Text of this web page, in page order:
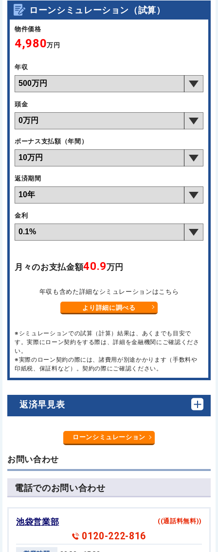
ローンシミュレーション（試算）
物件価格
4,980万円
年収
頭金
ボーナス支払額（年間）
返済期間
金利
月々のお支払金額40.9万円
年収も含めた詳細なシミュレーションはこちら
より詳細に調べる
※シミュレーションでの試算（計算）結果は、あくまでも目安で
す。実際にローン契約をする際は、詳細を金融機関にご確認くださ
い。
※実際のローン契約の際には、諸費用が別途かかります（手数料や
印紙税、保証料など）。契約の際にご確認ください。
返済早見表
ローンシミュレーション
お問い合わせ
電話でのお問い合わせ
池袋営業部 ((通話料無料))
0120-222-816